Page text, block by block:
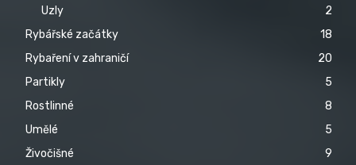
Uzly
2
Rybářské začátky
18
Rybaření v zahraničí
20
Partikly
5
Rostlinné
8
Umělé
5
Živočišné
9